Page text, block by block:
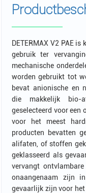
DETERMAX V2 PAE
gebruik ter
mechanische
worden gebruikt tot
bevat anionische en
die makkelijk bio-
geselecteerd voor
voor het meest
producten bevatten
alifaten, of stoffen
geklasseerd als
vervangt
onaangenaam zijn
gevaarlijk zijn voor